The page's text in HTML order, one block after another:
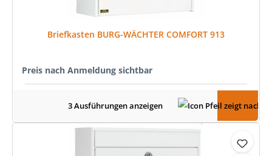
Briefkasten BURG-WÄCHTER COMFORT 913
Preis nach Anmeldung sichtbar
3 Ausführungen anzeigen